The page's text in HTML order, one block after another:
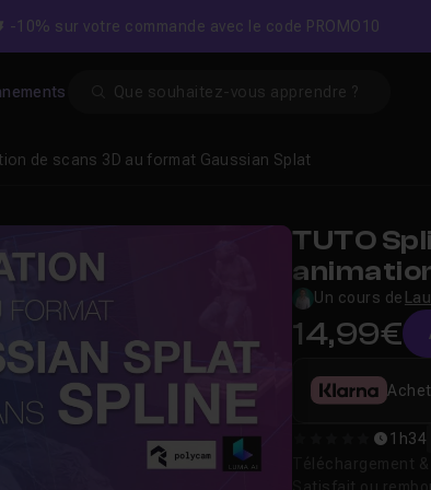
-10% sur votre commande avec le code PROMO10
de scans 3D au format Gaussian Splat
TUTO
Un cours de
14,99€
1h34